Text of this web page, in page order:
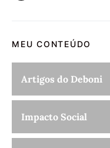
MEU CONTEÚDO
Artigos do Deboni
Impacto Social